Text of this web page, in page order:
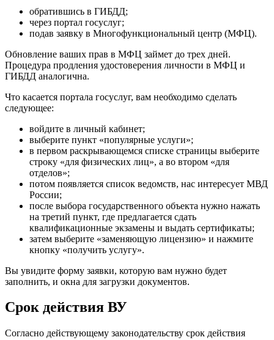
обратившись в ГИБДД;
через портал госуслуг;
подав заявку в Многофункциональный центр (МФЦ).
Обновление ваших прав в МФЦ займет до трех дней.
Процедура продления удостоверения личности в МФЦ и
ГИБДД аналогична.
Что касается портала госуслуг, вам необходимо сделать
следующее:
войдите в личный кабинет;
выберите пункт «популярные услуги»;
в первом раскрывающемся списке страницы выберите
строку «для физических лиц», а во втором «для
отделов»;
потом появляется список ведомств, нас интересует МВД
России;
после выбора государственного объекта нужно нажать
на третий пункт, где предлагается сдать
квалификационные экзамены и выдать сертификаты;
затем выберите «заменяющую лицензию» и нажмите
кнопку «получить услугу».
Вы увидите форму заявки, которую вам нужно будет
заполнить, и окна для загрузки документов.
Срок действия ВУ
Согласно действующему законодательству срок действия